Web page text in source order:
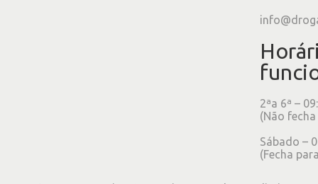
2ªa 6ª –
(Não
Sábado –
(Fecha